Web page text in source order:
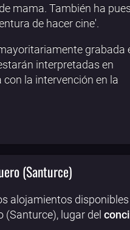
mama. También ha
de hacer cine'.
grabada
interpretadas en
la intervención en la
(Santurce)
alojamientos
lugar del